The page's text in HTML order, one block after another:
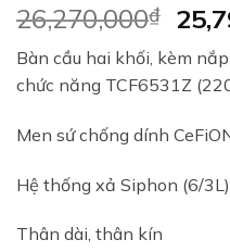
26,270,000₫
price
was:
Bàn cầu hai khối, kèm
chức năng TCF6531Z
Men sứ chống dính
Hệ thống xả Siphon (6/3L)
Thân dài, thân kín